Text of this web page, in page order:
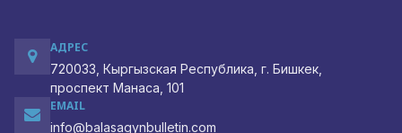
АДРЕС
720033, Кыргызская Республика, г. Бишкек,
проспект Манаса, 101
EMAIL
info@balasagynbulletin.com